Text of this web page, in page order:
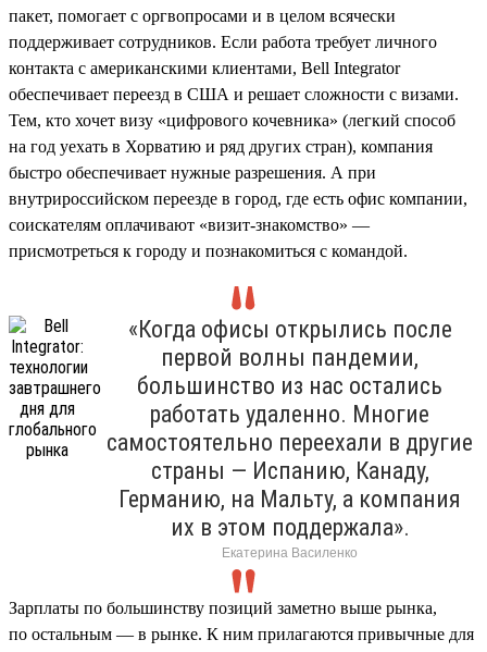
пакет, помогает с оргвопросами и в целом всячески
поддерживает сотрудников. Если работа требует личного
контакта с американскими клиентами, Bell Integrator
обеспечивает переезд в США и решает сложности с визами.
Тем, кто хочет визу «цифрового кочевника» (легкий способ
на год уехать в Хорватию и ряд других стран), компания
быстро обеспечивает нужные разрешения. А при
внутрироссийском переезде в город, где есть офис компании,
соискателям оплачивают «визит-знакомство» —
присмотреться к городу и познакомиться с командой.
«Когда офисы открылись после
первой волны пандемии,
большинство из нас остались
работать удаленно. Многие
самостоятельно переехали в другие
страны — Испанию, Канаду,
Германию, на Мальту, а компания
их в этом поддержала».
Екатерина Василенко
Зарплаты по большинству позиций заметно выше рынка,
по остальным — в рынке. К ним прилагаются привычные для